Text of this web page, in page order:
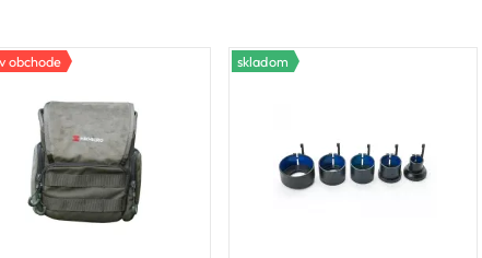
obchode skladom